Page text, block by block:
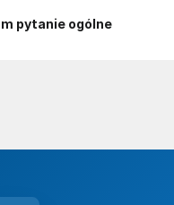
pytanie ogólne